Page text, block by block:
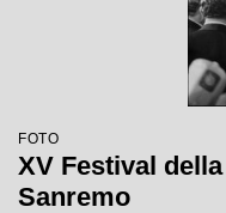
FOTO
XV Festival
Sanremo